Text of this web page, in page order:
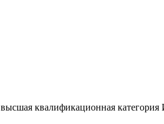
высшая квалификационная